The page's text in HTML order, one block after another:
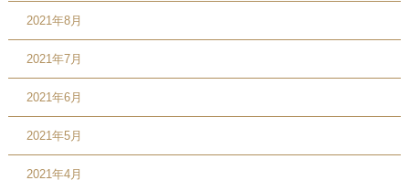
2021年8月
2021年7月
2021年6月
2021年5月
2021年4月